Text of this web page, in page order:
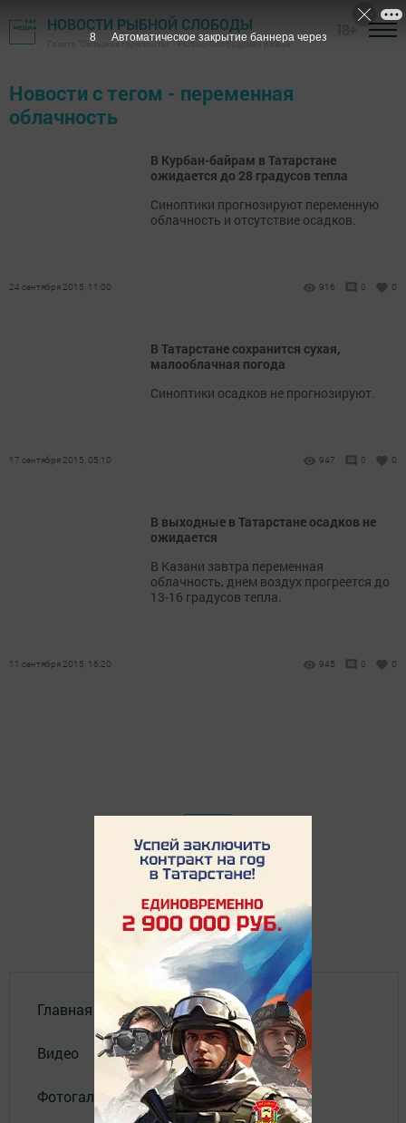
НОВОСТИ РЫБНОЙ СЛОБОДЫ
Газета "Сельские горизонты" - Рыбно-Слободский район
Новости с тегом - переменная
облачность
В Курбан-байрам в Татарстане
ожидается до 28 градусов тепла
Синоптики прогнозируют переменную
облачность и отсутствие осадков.
24 сентября 2015, 11:00 916 0 0
В Татарстане сохранится сухая,
малооблачная погода
Синоптики осадков не прогнозируют.
17 сентября 2015, 05:10 947 0 0
В выходные в Татарстане осадков не
ожидается
В Казани завтра переменная
облачность, днем воздух прогреется до
13-16 градусов тепла.
11 сентября 2015, 16:20 945 0 0
Главная
Видео
Фотогалереи
8 Автоматическое закрытие баннера через